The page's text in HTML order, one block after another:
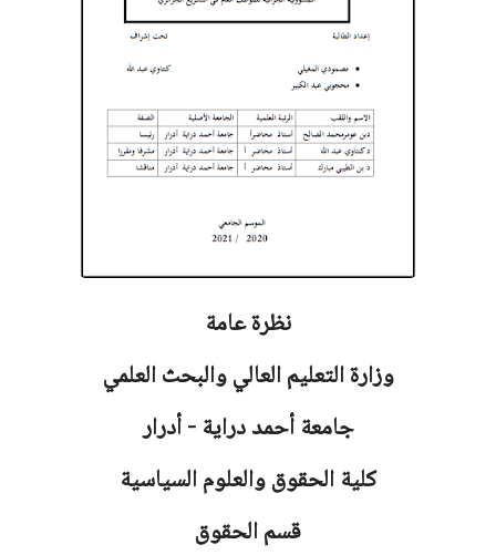
نظرة عامة
وزارة التعليم العالي والبحث العلمي
جامعةأحمد دراية - أدرار
كلية الحقوق والعلوم السياسية
قسم الحقوق